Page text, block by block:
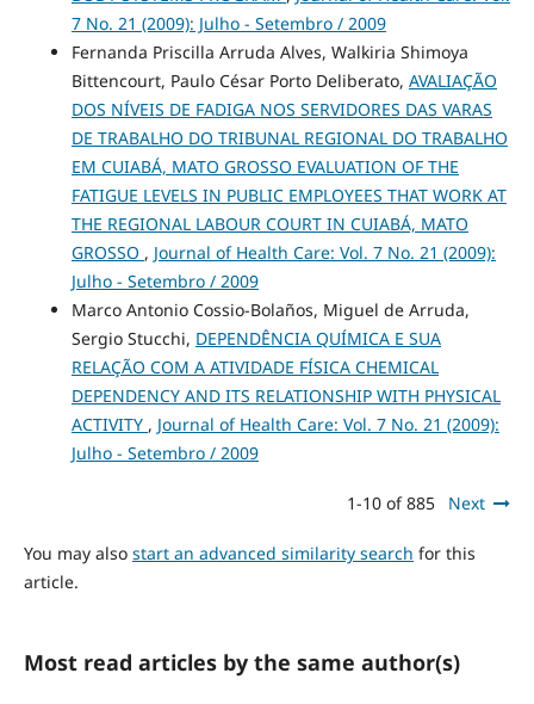
7 No. 21 (2009): Julho - Setembro / 2009
Fernanda Priscilla Arruda Alves, Walkiria Shimoya
Bittencourt, Paulo César Porto Deliberato, AVALIAÇÃO
DOS NÍVEIS DE FADIGA NOS SERVIDORES DAS VARAS
DE TRABALHO DO TRIBUNAL REGIONAL DO TRABALHO
EM CUIABÁ, MATO GROSSO EVALUATION OF THE
FATIGUE LEVELS IN PUBLIC EMPLOYEES THAT WORK AT
THE REGIONAL LABOUR COURT IN CUIABÁ, MATO
GROSSO , Journal of Health Care: Vol. 7 No. 21 (2009):
Julho - Setembro / 2009
Marco Antonio Cossio-Bolaños, Miguel de Arruda,
Sergio Stucchi, DEPENDÊNCIA QUÍMICA E SUA
RELAÇÃO COM A ATIVIDADE FÍSICA CHEMICAL
DEPENDENCY AND ITS RELATIONSHIP WITH PHYSICAL
ACTIVITY , Journal of Health Care: Vol. 7 No. 21 (2009):
Julho - Setembro / 2009
1-10 of 885 Next
You may also start an advanced similarity search for this
article.
Most read articles by the same author(s)